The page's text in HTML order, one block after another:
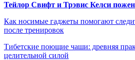
Тейлор Свифт и Трэвис Келси
Как носимые гаджеты помогают
после тренировок
Тибетские поющие чаши: древняя
целительной силой